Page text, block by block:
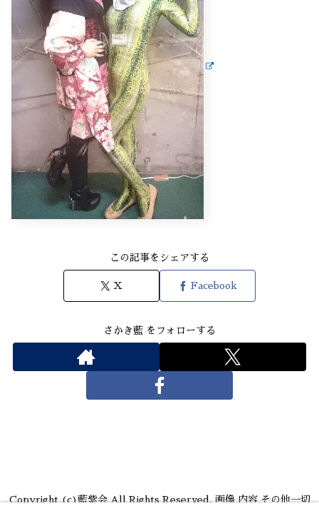
この記事をシェアする
X Facebook
さかき藍 をフォローする
Copyright (c)藍紫会 All Rights Reserved. 画像 内容 その他一切